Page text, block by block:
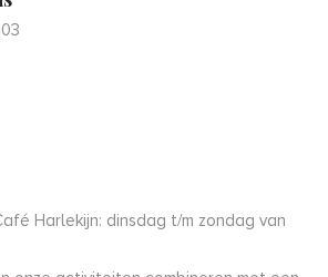
Harlekijn: dinsdag t/m zondag van